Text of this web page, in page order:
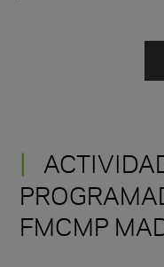
FMCMP